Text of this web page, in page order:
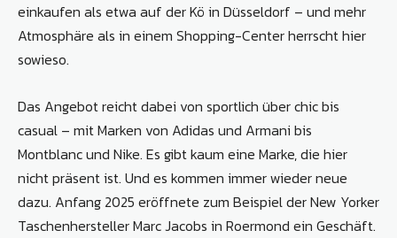
einkaufen als etwa auf der Kö in Düsseldorf – und mehr
Atmosphäre als in einem Shopping-Center herrscht hier
sowieso.
Das Angebot reicht dabei von sportlich über chic bis
casual – mit Marken von Adidas und Armani bis
Montblanc und Nike. Es gibt kaum eine Marke, die hier
nicht präsent ist. Und es kommen immer wieder neue
dazu. Anfang 2025 eröffnete zum Beispiel der New Yorker
Taschenhersteller Marc Jacobs in Roermond ein Geschäft.